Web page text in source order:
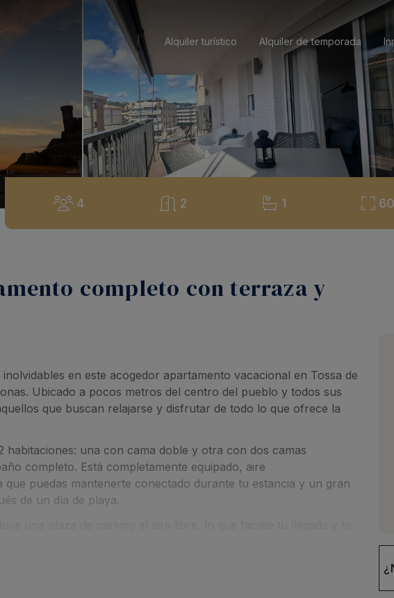
Alquiler turístico Alquiler de temporada
4 2 1
completo con terraza y
en este acogedor apartamento vacacional en Tossa de
Ubicado a pocos metros del centro del pueblo y todos sus
que buscan relajarse y disfrutar de todo lo que ofrece la
habitaciones: una con cama doble y otra con dos camas
completo. Está completamente equipado, aire
puedas mantenerte conectado durante tu estancia y un gran
de un día de playa.
playa y los principales servicios, este apartamento es una
relajantes en Tossa de Mar.